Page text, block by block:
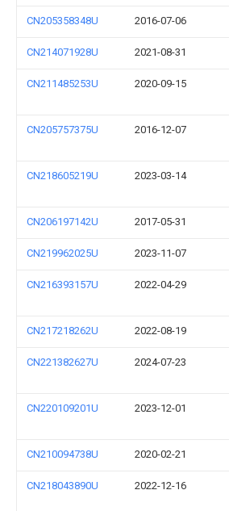
CN205358348U 2016-07-06
CN214071928U 2021-08-31
CN211485253U 2020-09-15
CN205757375U 2016-12-07
CN218605219U 2023-03-14
CN206197142U 2017-05-31
CN219962025U 2023-11-07
CN216393157U 2022-04-29
CN217218262U 2022-08-19
CN221382627U 2024-07-23
CN220109201U 2023-12-01
CN210094738U 2020-02-21
CN218043890U 2022-12-16